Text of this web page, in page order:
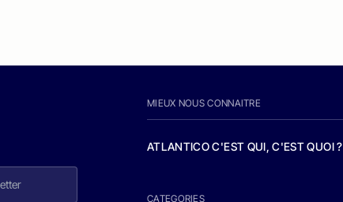
MIEUX NOUS CONNAITRE
ATLANTICO C'EST QUI, C'EST QUOI ?
CATEGORIES